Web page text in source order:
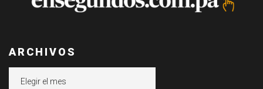
ARCHIVOS